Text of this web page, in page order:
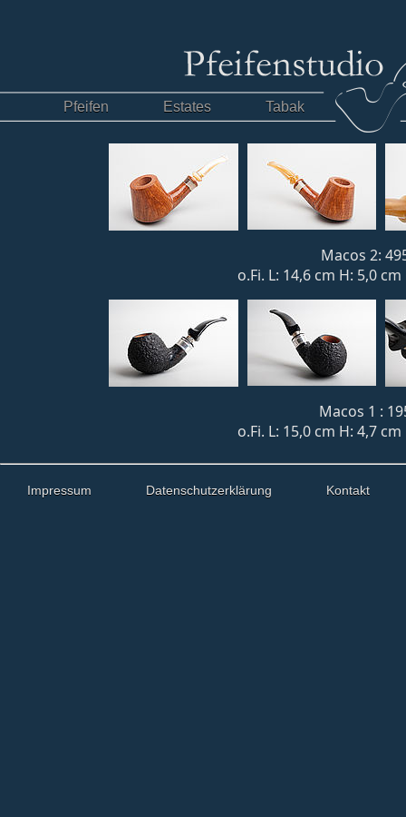
Pfeifen Estates Tabak
Macos 2:
o.Fi. L: 14,6 cm H: 5,0
Macos 1 :
o.Fi. L: 15,0 cm H: 4,7
Impressum Datenschutzerklärung Kontakt